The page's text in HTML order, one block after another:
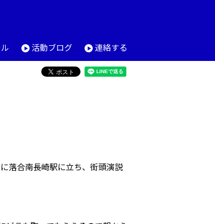
活動ブログ 連絡する
落合南長崎駅に立ち、街頭演説